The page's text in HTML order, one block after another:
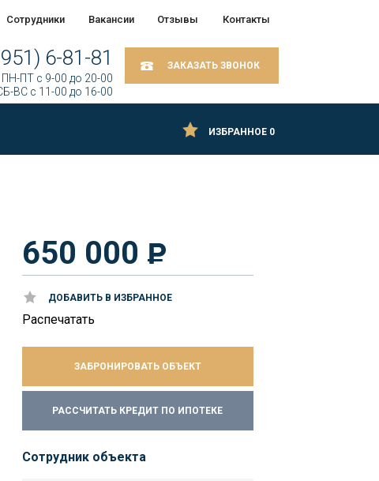
Сотрудники Вакансии Отзывы Контакты
ЗАКАЗАТЬ ЗВОНОК
6-81-81
ПН-ПТ c 9-00 до 20-00
ВС c 11-00 до 16-00
ИЗБРАННОЕ 0
650 000
ДОБАВИТЬ В ИЗБРАННОЕ
Распечатать
ЗАБРОНИРОВАТЬ ОБЪЕКТ
РАССЧИТАТЬ КРЕДИТ ПО ИПОТЕКЕ
Сотрудник объекта